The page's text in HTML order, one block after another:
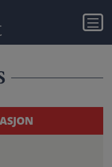
Meny